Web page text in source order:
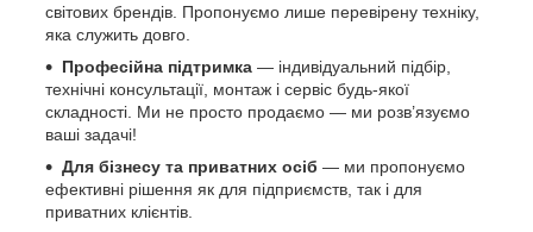
світових брендів. Пропонуємо лише перевірену техніку,
яка служить довго.
Професійна підтримка — індивідуальний підбір,
технічні консультації, монтаж і сервіс будь-якої
складності. Ми не просто продаємо — ми розв’язуємо
ваші задачі!
Для бізнесу та приватних осіб — ми пропонуємо
ефективні рішення як для підприємств, так і для
приватних клієнтів.